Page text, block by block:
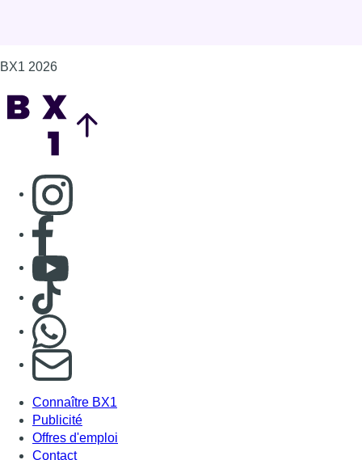
BX1 2026
Consulter page Instagram
Consulter page Facebook
Consulter Youtube
Consulter TikTok
S'abonner à notre newsletter
Connaître BX1
Publicité
Offres d'emploi
Contact